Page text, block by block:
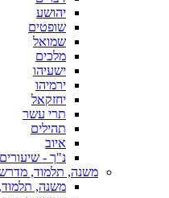
יהושע
שופטים
שמואל
מלכים
ישעיהו
ירמיהו
יחזקאל
תרי עשר
תהילים
איוב
נ"ך -
משנה, תלמוד,
משנה,